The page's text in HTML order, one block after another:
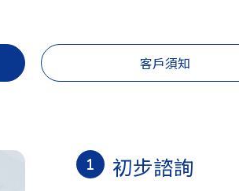
客戶須知
初步諮詢